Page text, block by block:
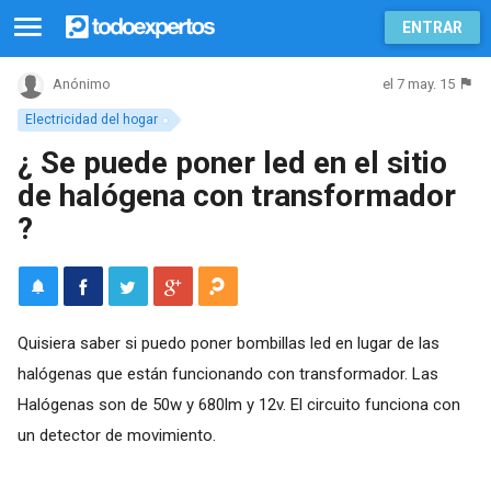
ENTRAR
Electricidad del hogar
Anónimo el 7 may. 15
¿ Se puede poner led en el sitio
de halógena con transformador
?
Quisiera saber si puedo poner bombillas led en lugar de las
halógenas que están funcionando con transformador. Las
Halógenas son de 50w y 680lm y 12v. El circuito funciona con
un detector de movimiento.